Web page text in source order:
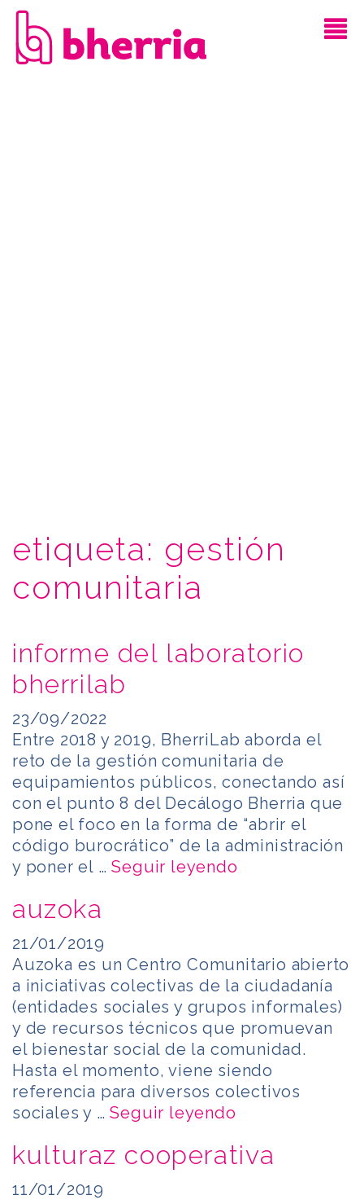
etiqueta: gestión
comunitaria
informe del laboratorio
bherrilab
23/09/2022
Entre 2018 y 2019, BherriLab aborda el
reto de la gestión comunitaria de
equipamientos públicos, conectando así
con el punto 8 del Decálogo Bherria que
pone el foco en la forma de “abrir el
código burocrático” de la administración
y poner el …Seguir leyendo
auzoka
21/01/2019
Auzoka es un Centro Comunitario abierto
a iniciativas colectivas de la ciudadanía
(entidades sociales y grupos informales)
y de recursos técnicos que promuevan
el bienestar social de la comunidad.
Hasta el momento, viene siendo
referencia para diversos colectivos
sociales y …Seguir leyendo
kulturaz cooperativa
11/01/2019